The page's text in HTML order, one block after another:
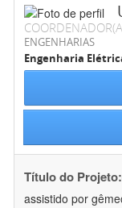
ENGENHARIAS
Engenharia
Título do Projeto:
assistido por